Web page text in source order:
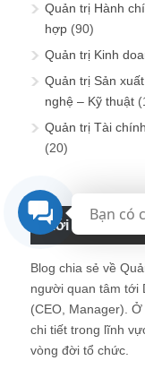
Quản trị Hành
hợp (90)
Quản trị Kinh
Quản trị Sản
nghệ – Kỹ thuật
Quản trị Tài
(20)
Giới thiệu về
Blog chia sẻ về
người quan tâm tới
(CEO, Manager).
chi tiết trong lĩnh
vòng đời tổ chức.
Bạn có